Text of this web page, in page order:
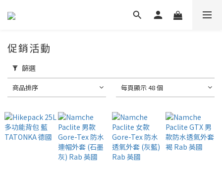
促銷活動
篩選
商品排序 每頁顯示 48 個